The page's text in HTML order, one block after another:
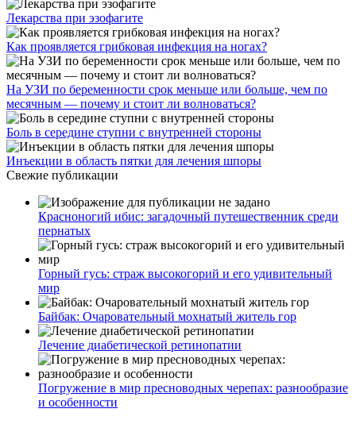
Лекарства при эзофагите
Как проявляется грибковая инфекция на ногах?
На УЗИ по беременности срок меньше или больше, чем по
месячным — почему и стоит ли волноваться?
Боль в середине ступни с внутренней стороны
Инъекции в область пятки для лечения шпоры
Свежие публикации
Красноногий ибис: загадочный путешественник среди
пернатых
Горный гусь: страж высокогорий и его удивительный
мир
Байбак: Очаровательный мохнатый житель гор
Лечение диабетической ретинопатии
Погружение в мир пресноводных черепах: разнообразие
и особенности